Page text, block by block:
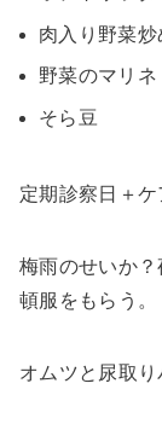
肉入り野菜炒
野菜のマリネ
そら豆
定期診察日＋ケ
梅雨のせいか？
頓服をもらう。
オムツと尿取り